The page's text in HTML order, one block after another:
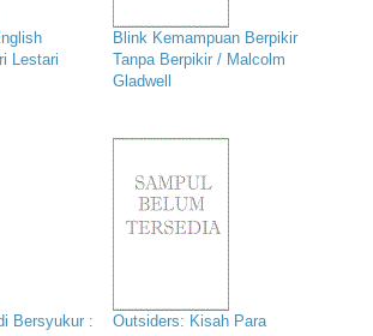
Lestari
Blink Kemampuan Berpikir
Tanpa Berpikir / Malcolm
Gladwell
Bersyukur :
Outsiders: Kisah Para